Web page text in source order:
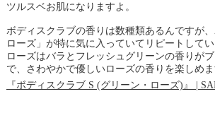
ツルスベお肌になりますよ。
ボディスクラブの香りは数種類あるんですが
ローズ」が特に気に入っていてリピートして
ローズはバラとフレッシュグリーンの香りが
で、さわやかで優しいローズの香りを楽しめま
『ボディスクラブ S (グリーン・ローズ)』 |